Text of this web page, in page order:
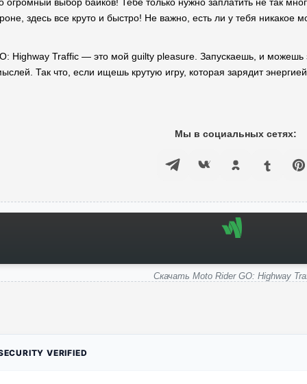
здесь все круто и быстро! Не важно, есть ли у тебя никакое
Highway Traffic — это мой guilty pleasure. Запускаешь, и можешь
Так что, если ищешь крутую игру, которая зарядит
Мы в социальных сетях:
Скачать Moto Rider GO: Highway
VERIFIED